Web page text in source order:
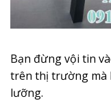
Bạn đừng vội tin
trên thị trường mà
lưỡng.